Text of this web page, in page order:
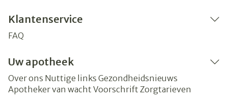
Klantenservice
FAQ
Uw apotheek
Over ons Nuttige links Gezondheidsnieuws
Apotheker van wacht Voorschrift Zorgtarieven